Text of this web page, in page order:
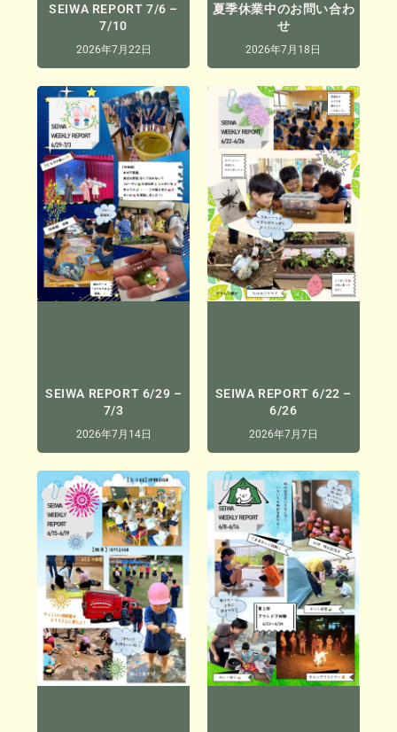
SEIWA REPORT 7/6 –
7/10
2026年7月22日
夏季休業中のお問い合わ
せ
2026年7月18日
SEIWA REPORT 6/29 –
7/3
2026年7月14日
SEIWA REPORT 6/22 –
6/26
2026年7月7日